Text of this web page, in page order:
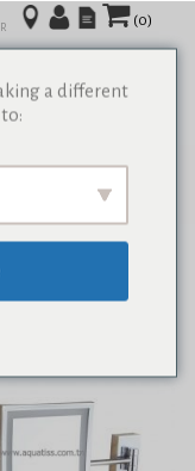
(0)
a different